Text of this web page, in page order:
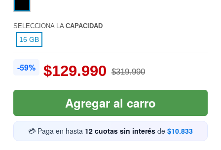
SELECCIONA LA CAPACIDAD
16 GB
-59% $129.990 $319.990
Agregar al carro
💳 Paga en hasta 12 cuotas sin interés de $10.833